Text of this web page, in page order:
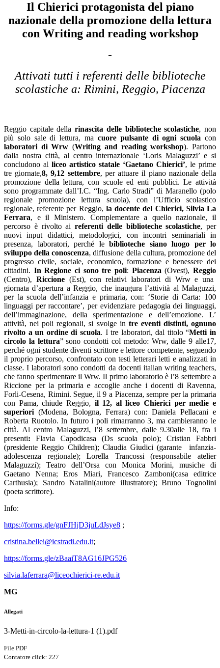
Il Chierici protagonista del piano
nazionale della promozione della lettura
con Writing and reading workshop
-
Attivati tutti i referenti delle biblioteche
scolastiche a: Rimini, Reggio, Piacenza
Reggio capitale dellarinascita delle biblioteche scolastiche, non
più solo sale di lettura, ma cuore pulsante di ogni scuola con
laboratori di Wrw (Writing and reading workshop).Partono
dalla nostra città, al centro internazionale ‘Loris Malaguzzi’ e si
concludono al liceo artistico statale ‘Gaetano Chierici’, le prime
tre giornate,8, 9,12 settembre, per attuare il piano nazionale della
promozione della lettura, con scuole ed enti pubblici.Le attività
sono programmate dall’I.C. “Ing. Carlo Stradi” di Maranello (polo
regionale promozione lettura scuola), con l’Ufficio scolastico
regionale, referente per Reggio, la docente del Chierici, Silvia La
Ferrara, e il Ministero. Complementare a quello nazionale, il
percorso è rivolto ai referenti delle biblioteche scolastiche, per
nuovi input didattici, metodologici, con incontri seminariali in
presenza, laboratori, perché le biblioteche siano luogo per lo
sviluppo della conoscenza, diffusione della cultura, promozione del
progresso civile, sociale, economico, formazione e benessere dei
cittadini. In Regione ci sono tre poli: Piacenza (Ovest),Reggio
(Centro), Riccione(Est), con relativi laboratori di Wrw e una
giornata d’apertura a Reggio, che inaugura l’attività al Malaguzzi,
per la scuola dell’infanzia e primaria, con: ‘Storie di Carta: 100
linguaggi per raccontare’, per evidenziare pedagogia dei linguaggi,
dell’immaginazione, della sperimentazione e dell’emozione. L’
attività, nei poli regionali, si svolge in tre eventi distinti, ognuno
rivolto a un ordine di scuola. I tre laboratori, dal titolo “Metti in
circolo la lettura” sono condotti col metodo: Wrw, dalle 9 alle17,
perché ogni studente diventi scrittore e lettore competente, seguendo
il proprio percorso, confrontato con testi letterari letti e analizzati in
classe. I laboratori sono condotti da docenti italian writing teachers,
che fanno sperimentare il Wrw. Il primo laboratorio è l’8 settembre a
Riccione per la primaria e accoglie anche i docenti di Ravenna,
Forli-Cesena, Rimini. Segue, il 9 a Piacenza, sempre per la primaria
con Pama, chiude Reggio, il 12, al liceo Chierici per medie e
superiori (Modena, Bologna, Ferrara) con: Daniela Pellacani e
Roberta Ruotolo. In futuro i poli rimarranno 3, ma cambieranno le
città. Al centro Malaguzzi, l’8 settembre, dalle 9.30alle 18, fra i
presenti: Flavia Capodicasa (Ds scuola polo); Cristian Fabbri
(presidente Reggio Children); Claudia Giudici (garante infanzia-
adolescenza regionale); Lorella Trancossi (responsabile atelier
Malaguzzi); Teatro dell’Orsa con Monica Morini, musiche di
Gaetano Nenna; Eros Miari, Francesco Zamboni(casa editrice
Carthusia); Sandro Natalini(autore illustratore); Bruno Tognolini
(poeta scrittore).
Info:
https://forms.gle/gnFJHjD3juLdJsye8 ;
cristina.bellei@icstradi.edu.it;
https://forms.gle/zBaaiT8AG16JPG526
silvia.laferrara@liceochierici-re.edu.it
MG
Allegati
3-Metti-in-circolo-la-lettura-1 (1).pdf
File PDF
Contatore click: 227